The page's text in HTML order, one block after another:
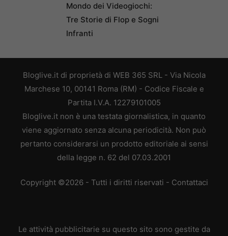
Mondo dei Videogiochi:
Tre Storie di Flop e Sogni
Infranti
Bloglive.it di proprietà di WEB 365 SRL - Via Nicola
Marchese 10, 00141 Roma (RM) - Codice Fiscale e
Partita I.V.A. 12279101005
Bloglive.it non è una testata giornalistica, in quanto
viene aggiornato senza alcuna periodicità. Non può
pertanto considerarsi un prodotto editoriale ai sensi
della legge n. 62 del 07.03.2001
Copyright ©2026 - Tutti i diritti riservati - Contattaci
Le attività pubblicitarie su questo sito sono gestite da